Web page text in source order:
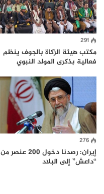
291
مكتب هيئة الزكاة بالجوف ينظم
فعالية بذكرى المولد النبوي
276
إيران: رصدنا دخول 200 عنصر من
“داعش” إلى البلاد